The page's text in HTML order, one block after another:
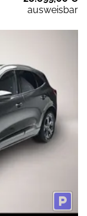
ausweisbar